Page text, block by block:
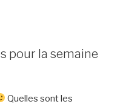
pour la semaine
Quelles sont les